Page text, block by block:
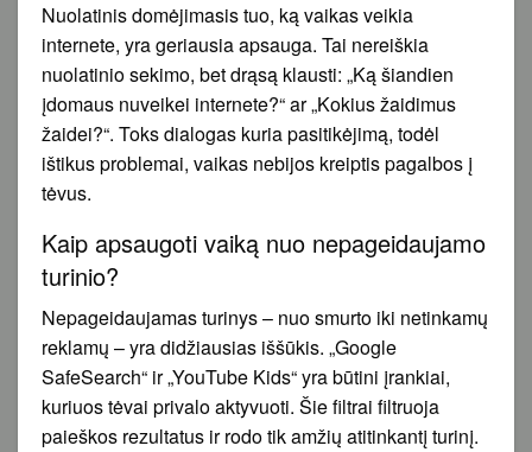
Nuolatinis domėjimasis tuo, ką vaikas veikia
internete, yra geriausia apsauga. Tai nereiškia
nuolatinio sekimo, bet drąsą klausti: „Ką šiandien
įdomaus nuveikei internete?“ ar „Kokius žaidimus
žaidei?“. Toks dialogas kuria pasitikėjimą, todėl
ištikus problemai, vaikas nebijos kreiptis pagalbos į
tėvus.
Kaip apsaugoti vaiką nuo nepageidaujamo
turinio?
Nepageidaujamas turinys – nuo smurto iki netinkamų
reklamų – yra didžiausias iššūkis. „Google
SafeSearch“ ir „YouTube Kids“ yra būtini įrankiai,
kuriuos tėvai privalo aktyvuoti. Šie filtrai filtruoja
paieškos rezultatus ir rodo tik amžių atitinkantį turinį.